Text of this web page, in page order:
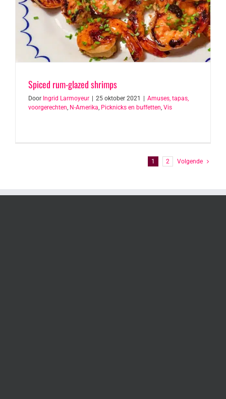
Spiced rum-glazed shrimps
Door Ingrid Larmoyeur 25 oktober 2021
Amuses, tapas,
voorgerechten, N-Amerika, Picknicks en buffetten, Vis
1 2 Volgende